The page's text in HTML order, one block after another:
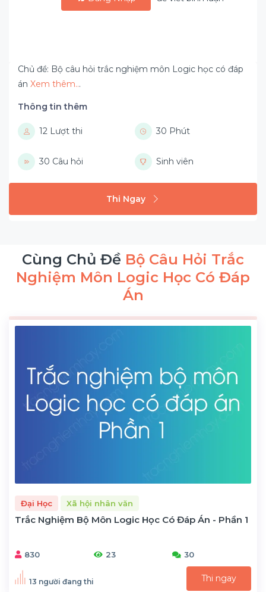
Chủ đề: Bộ câu hỏi trắc nghiệm môn Logic học có đáp
án Xem thêm...
Thông tin thêm
12 Lượt thi 30 Phút
30 Câu hỏi Sinh viên
Thi Ngay
Cùng Chủ Đề Bộ Câu Hỏi Trắc
Nghiệm Môn Logic Học Có Đáp
Án
Đại Học Xã hội nhân văn
Trắc Nghiệm Bộ Môn Logic Học Có Đáp Án - Phần 1
830 23 30
13 người đang thi Thi ngay